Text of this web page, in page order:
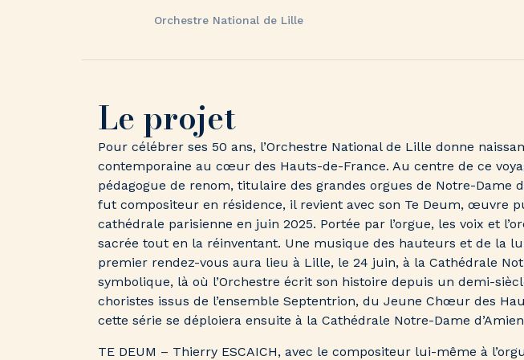
Orchestre National de Lille
Le projet
Pour célébrer ses 50 ans, l’Orchestre National de Lille donne
contemporaine au cœur des Hauts-de-France. Au centre de ce
pédagogue de renom, titulaire des grandes orgues de Notre-Dame
fut compositeur en résidence, il revient avec son Te Deum, œuvre
cathédrale parisienne en juin 2025. Portée par l’orgue, les voix et
sacrée tout en la réinventant. Une musique des hauteurs et de la
premier rendez-vous aura lieu à Lille, le 24 juin, à la Cathédrale
symbolique, là où l’Orchestre écrit son histoire depuis un demi-
choristes issus de l’ensemble Septentrion, du Jeune Chœur des
cette série se déploiera ensuite à la Cathédrale Notre-Dame
TE DEUM – Thierry ESCAICH, avec le compositeur lui-même à